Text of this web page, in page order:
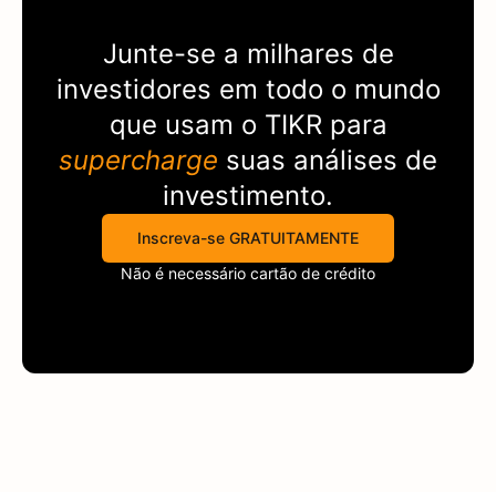
Junte-se a milhares de
investidores em todo o mundo
que usam o TIKRpara
supercharge suas análises de
investimento.
Inscreva-se GRATUITAMENTE
Não é necessário cartão de crédito